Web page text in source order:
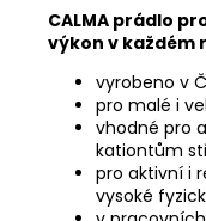
CALMA prádlo
výkon v každém
vyrobeno v
pro malé i
vhodné pro
kationtům
pro aktivní i
vysoké